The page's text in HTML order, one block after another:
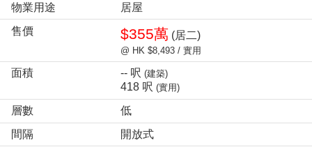
物業用途
居屋
售價
$355萬 (居二)
@ HK $8,493 / 實用
面積 -- 呎 (建築)
418 呎 (實用)
層數
低
間隔
開放式